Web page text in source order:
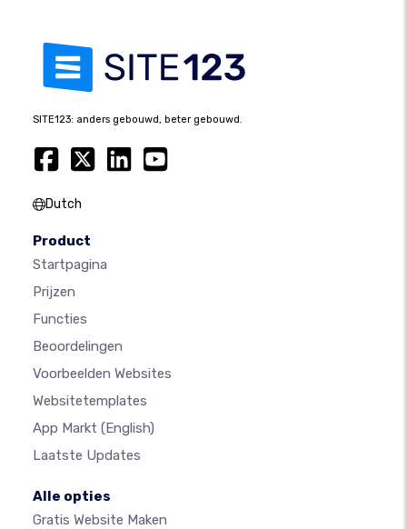
SITE123: anders gebouwd, beter gebouwd.
Dutch
Product
Startpagina
Prijzen
Functies
Beoordelingen
Voorbeelden Websites
Websitetemplates
App Markt (English)
Laatste Updates
Alle opties
Gratis Website Maken